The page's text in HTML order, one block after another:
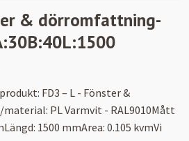
& dörromfattning-
FD3 – L - Fönster &
PL Varmvit - RAL9010Mått
1500 mmArea: 0.105 kvmVi